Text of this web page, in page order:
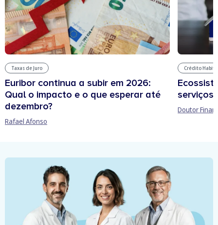
Taxas de Juro
Euribor continua a subir em 2026:
Qual o impacto e o que esperar até
dezembro?
Rafael Afonso
Crédito
serviços
Doutor